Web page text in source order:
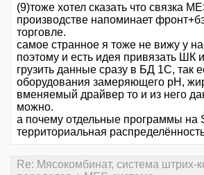
(9)тоже хотел сказать что связка
производстве напоминает
торговле.
самое странное я тоже не вижу у
поэтому и есть идея привязать ШК
грузить данные сразу в БД 1С, так
оборудования замеряющего pH,
вменяемый драйвер то и из него
можно.
а почему отдельные программы на
территориальная
Re: Мясокомбинат, система штрих-